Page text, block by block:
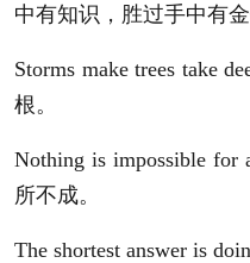
中有知识，胜过手中有金
Storms make trees take
根。
Nothing is impossible
所不成。
The shortest answer is